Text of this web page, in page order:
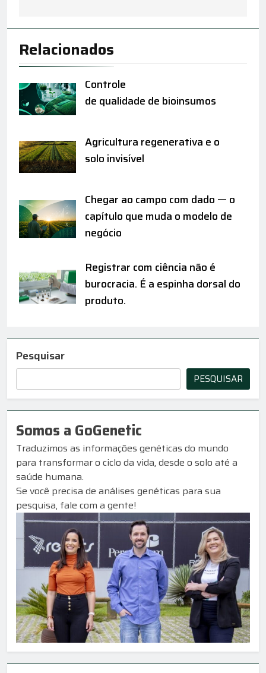
Relacionados
Controle
de qualidade de bioinsumos
Agricultura regenerativa e o
solo invisível
Chegar ao campo com dado — o
capítulo que muda o modelo de
negócio
Registrar com ciência não é
burocracia. É a espinha dorsal do
produto.
Pesquisar
PESQUISAR
Somos a GoGenetic
Traduzimos as informações genéticas do mundo
para transformar o ciclo da vida, desde o solo até a
saúde humana.
Se você precisa de análises genéticas para sua
pesquisa, fale com a gente!